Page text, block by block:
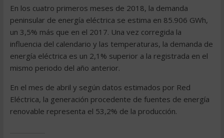
En los cuatro primeros meses de 2018, la demanda
peninsular de energía eléctrica se estima en 85.906 GWh,
un 3,5% más que en el 2017. Una vez corregida la
influencia del calendario y las temperaturas, la demanda de
energía eléctrica es un 2,1% superior a la registrada en el
mismo periodo del año anterior.
En el mes de abril y según datos estimados por Red
Eléctrica, la generación procedente de fuentes de energía
renovable representa el 53,2% de la producción.